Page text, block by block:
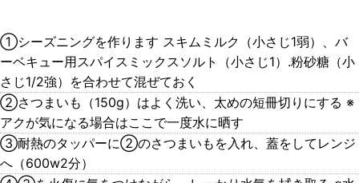
①シーズニングを作ります スキムミルク（小さじ1弱）、バ
ーベキュー用スパイスミックスソルト（小さじ1）.粉砂糖（小
さじ1/2強）を合わせて混ぜておく
②さつまいも（150g）はよく洗い、太めの短冊切りにする ※
アクが気になる場合はここで一度水に晒す
③耐熱のタッパーに②のさつまいもを入れ、蓋をしてレンジ
へ（600w2分）